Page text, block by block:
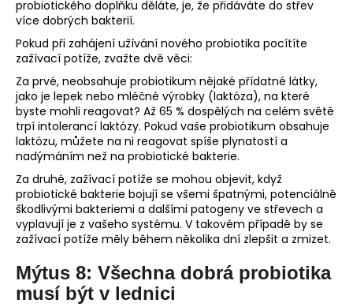
probiotického doplňku děláte, je, že přidáváte do střev
více dobrých bakterií.
Pokud při zahájení užívání nového probiotika pocítíte
zažívací potíže, zvažte dvě věci:
Za prvé, neobsahuje probiotikum nějaké přídatné látky,
jako je lepek nebo mléčné výrobky (laktóza), na které
byste mohli reagovat? Až 65 % dospělých na celém světě
trpí intolerancí laktózy. Pokud vaše probiotikum obsahuje
laktózu, můžete na ni reagovat spíše plynatostí a
nadýmáním než na probiotické bakterie.
Za druhé, zažívací potíže se mohou objevit, když
probiotické bakterie bojují se všemi špatnými, potenciálně
škodlivými bakteriemi a dalšími patogeny ve střevech a
vyplavují je z vašeho systému. V takovém případě by se
zažívací potíže měly během několika dní zlepšit a zmizet.
Mýtus 8: Všechna dobrá probiotika
musí být v lednici